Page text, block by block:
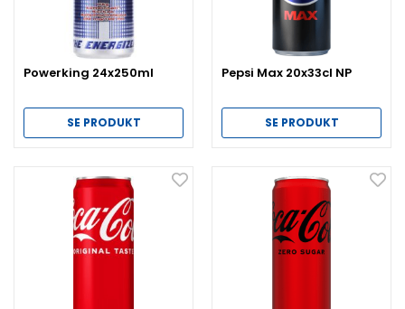
Powerking 24x250ml
SE PRODUKT
Pepsi Max 20x33cl NP
SE PRODUKT